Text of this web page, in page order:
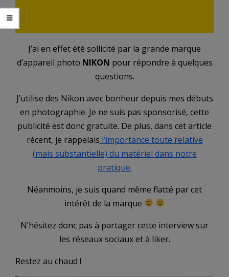
J’ai en effet été sollicité par la grande marque
d’appareil photo NIKON pour répondre à quelques
questions.
J’utilise des Nikon avec bonheur depuis mes débuts
en photographie. Je ne suis pas sponsorisé, cette
publicité est donc gratuite. De plus, dans cet article
récent, je rappelais l’importance toute relative
(mais substantielle) du matériel dans notre
pratique.
Néanmoins, je suis quand même flatté par cet
intérêt de la marque
N’hésitez donc pas à partager cette interview sur
les réseaux sociaux et à liker.
Restez au chaud !